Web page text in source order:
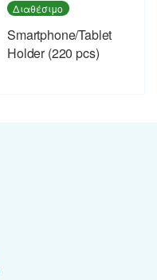
Διαθέσιμο
Smartphone/Tablet
Holder (220 pcs)